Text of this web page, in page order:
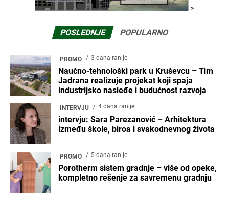
>
POSLEDNJE POPULARNO
PROMO 3 dana ranije
Naučno-tehnološki park u Kruševcu – Tim
Jadrana realizuje projekat koji spaja
industrijsko nasleđe i budućnost razvoja
INTERVJU 4 dana ranije
intervju: Sara Parezanović – Arhitektura
između škole, biroa i svakodnevnog života
PROMO 5 dana ranije
Porotherm sistem gradnje – više od opeke,
kompletno rešenje za savremenu gradnju